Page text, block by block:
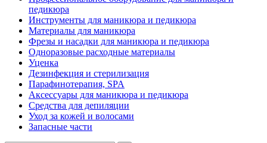
педикюра
Инструменты для маникюра и педикюра
Материалы для маникюра
Фрезы и насадки для маникюра и педикюра
Одноразовые расходные материалы
Уценка
Дезинфекция и стерилизация
Парафинотерапия, SPA
Аксессуары для маникюра и педикюра
Средства для депиляции
Уход за кожей и волосами
Запасные части